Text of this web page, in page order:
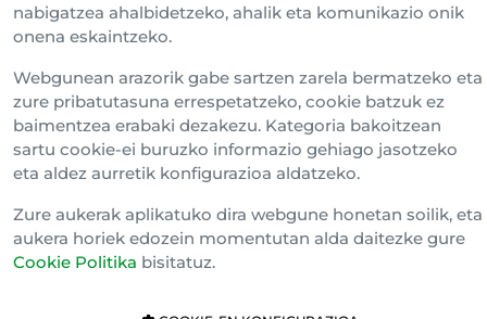
Cookien politika
Konfidentzialtasun klausula
Barne Informazio Kanala
nabigatzea ahalbidetzeko, ahalik eta komunikazio onik
onena eskaintzeko.
Webgunean arazorik gabe sartzen zarela bermatzeko eta
zure pribatutasuna errespetatzeko, cookie batzuk ez
baimentzea erabaki dezakezu. Kategoria bakoitzean
sartu cookie-ei buruzko informazio gehiago jasotzeko
eta aldez aurretik konfigurazioa aldatzeko.
Zure aukerak aplikatuko dira webgune honetan soilik, eta
aukera horiek edozein momentutan alda daitezke gure
Cookie Politika bisitatuz.